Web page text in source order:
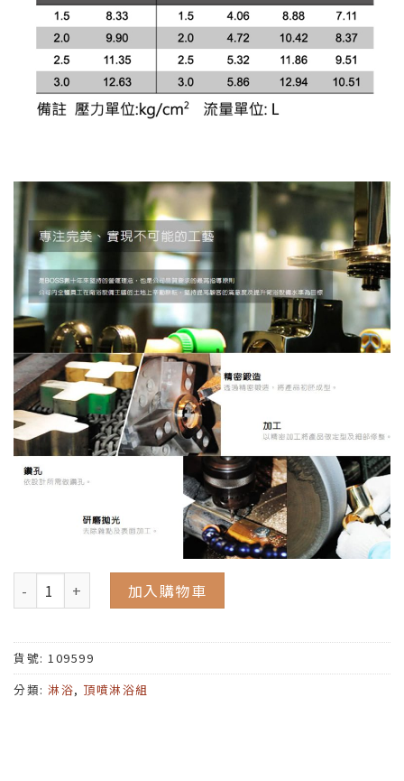
加入購物車
貨號: 109599
分類: 淋浴, 頂噴淋浴組